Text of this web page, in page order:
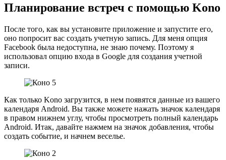
Планирование встреч с помощью Kono
После того, как вы установите приложение и запустите его,
оно попросит вас создать учетную запись. Для меня опция
Facebook была недоступна, не знаю почему. Поэтому я
использовал опцию входа в Google для создания учетной
записи.
Как только Kono загрузится, в нем появятся данные из вашего
календаря Android. Вы также можете нажать значок календаря
в правом нижнем углу, чтобы просмотреть полный календарь
Android. Итак, давайте нажмем на значок добавления, чтобы
создать событие, и начнем веселье.